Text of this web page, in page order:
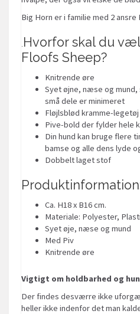
Big Horn er i familie med 2
Hvorfor skal du
Floofs Sheep?
Knitrende øre
Syet øjne, næse og
små dele er minimeret
Fløjlsblød kramme-legetøj
Pive-bold der fylder hele
Din hund kan bruge flere
bamse og alle dens lyde
Dobbelt laget stof
Ca. H18 x B16 cm.
Materiale: Polyester,
Syet øje, næse og mund
Med Piv
Knitrende øre
Vigtigt om holdbarhed og
Der findes desværre ikke
heller ikke indenfor det man